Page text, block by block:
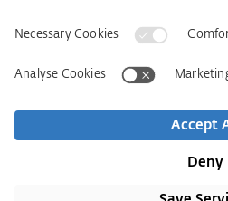
Toegankelijkheidsverklaring